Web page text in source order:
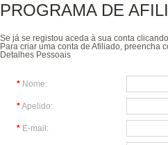
PROGRAMA DE
Se já se registou aceda à sua conta clicando
Para criar uma conta de Afiliado, preencha
Detalhes Pessoais
* Nome:
*Apelido:
* E-mail: